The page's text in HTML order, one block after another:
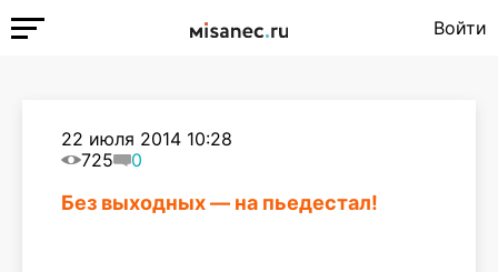
Войти
22 июля 2014 10:28
725
0
Без выходных — на пьедестал!